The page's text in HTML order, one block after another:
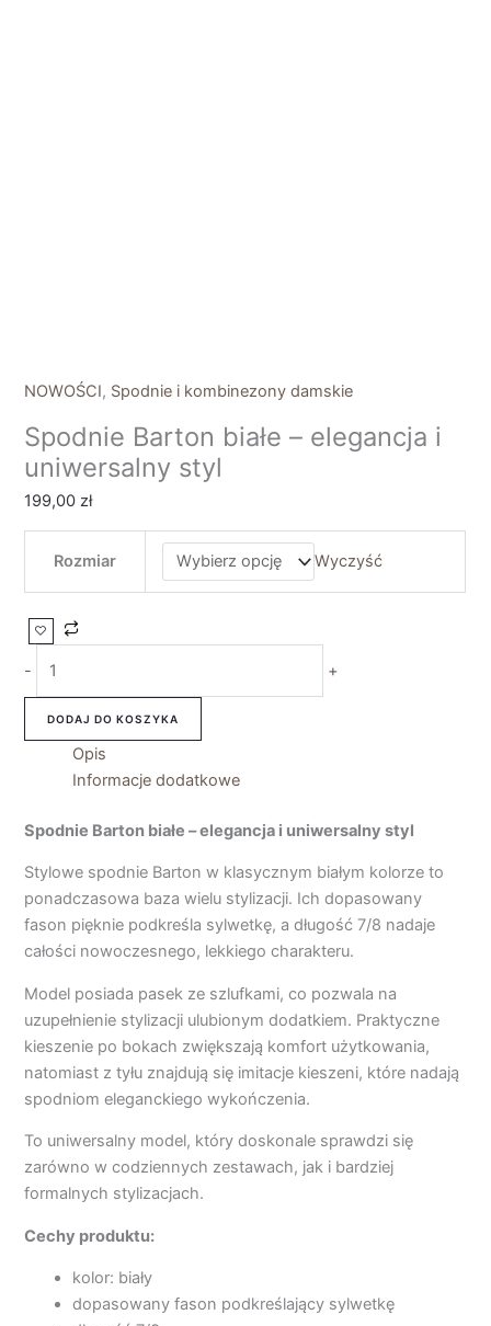
NOWOŚCI, Spodnie i kombinezony damskie
Spodnie Barton białe – elegancja i
uniwersalny styl
199,00zł
Rozmiar Wyczyść
- +
DODAJ DO KOSZYKA
Opis
Informacje dodatkowe
Spodnie Barton białe – elegancja i uniwersalny styl
Stylowe spodnie Barton w klasycznym białym kolorze to
ponadczasowa baza wielu stylizacji. Ich dopasowany
fason pięknie podkreśla sylwetkę, a długość 7/8 nadaje
całości nowoczesnego, lekkiego charakteru.
Model posiada pasek ze szlufkami, co pozwala na
uzupełnienie stylizacji ulubionym dodatkiem. Praktyczne
kieszenie po bokach zwiększają komfort użytkowania,
natomiast z tyłu znajdują się imitacje kieszeni, które nadają
spodniom eleganckiego wykończenia.
To uniwersalny model, który doskonale sprawdzi się
zarówno w codziennych zestawach, jak i bardziej
formalnych stylizacjach.
Cechy produktu:
kolor: biały
dopasowany fason podkreślający sylwetkę